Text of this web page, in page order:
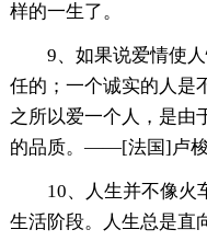
样的一生了。
9、如果说爱情使
任的；一个诚实的人是
之所以爱一个人，是由
的品质。——[法国]卢梭
10、人生并不像火
生活阶段。人生总是